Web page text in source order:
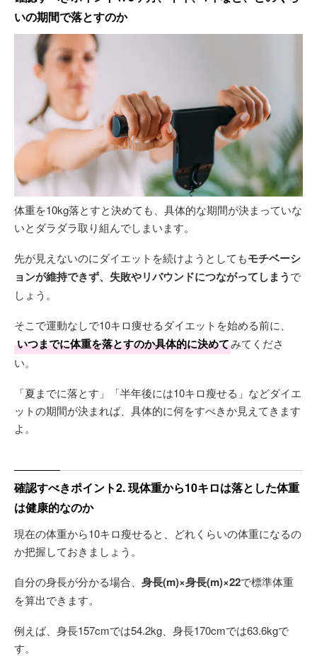
いの期間で落とすのか
体重を10kg落とすと決めても、具体的な期間が決まっていな
いとダラダラ取り組んでしまいます。
先が見えないのにダイエットを続けようとしてもモチベーシ
ョンが維持できず、失敗やリバウンドにつながってしまうで
しょう。
そこで運動なしで10キロ痩せるダイエットを始める前に、
いつまでに体重を落とすのか具体的に決めてみてくださ
い。
「夏までに落とす」「半年後には10キロ瘦せる」などダイエ
ットの期間が決まれば、具体的に何をすべきか見えてきます
よ。
確認すべきポイント2. 現体重から10キロは落とした体重
は健康的なのか
現在の体重から10キロ瘦せると、どれくらいの体重になるの
か把握しておきましょう。
自分の身長が分かる場合、 身長(m)×身長(m)×22で標準体重
を算出できます。
例えば、身長157cmでは54.2kg、身長170cmでは63.6kgで
す。